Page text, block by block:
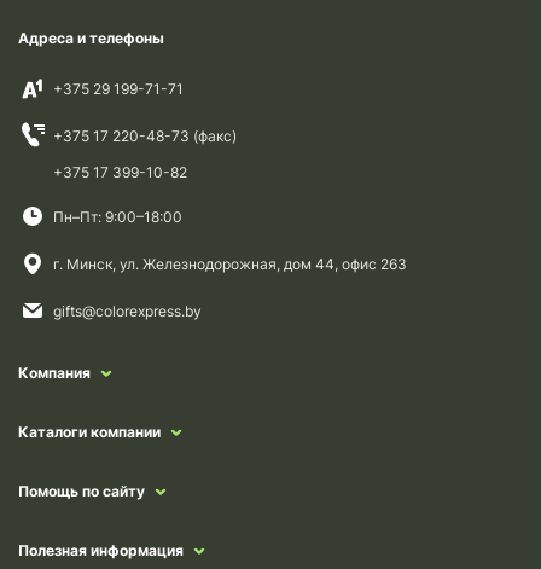
Адреса и телефоны
+375 29 199-71-71
+375 17 220-48-73 (факс)
+375 17 399-10-82
Пн–Пт: 9:00–18:00
г. Минск, ул. Железнодорожная, дом 44, офис 263
gifts@colorexpress.by
Компания
Каталоги компании
Помощь по сайту
Полезная информация